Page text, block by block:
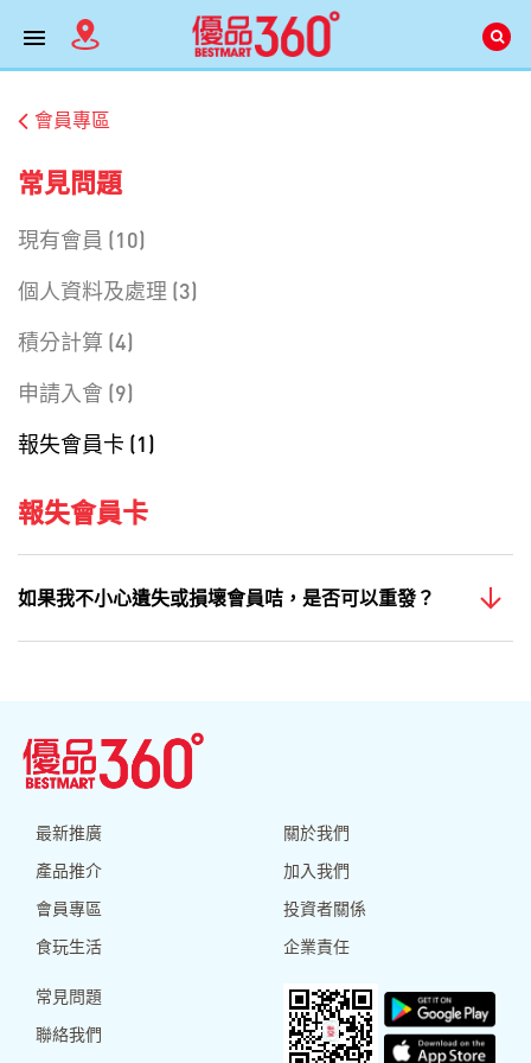
會員專區
常見問題
現有會員 (10)
個人資料及處理 (3)
積分計算 (4)
申請入會 (9)
報失會員卡 (1)
報失會員卡
如果我不小心遺失或損壞會員咭，是否可以重發？
最新推廣
產品推介
會員專區
食玩生活
關於我們
加入我們
投資者關係
企業責任
常見問題
聯絡我們